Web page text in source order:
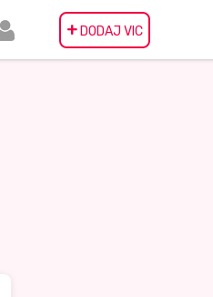
+ DODAJ VIC